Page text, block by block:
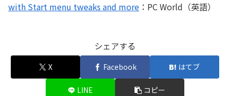
with Start menu tweaks and more ：PC World（英語）
シェアする
X Facebook はてブ
LINE コピー